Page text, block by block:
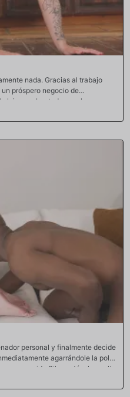
nada. Gracias al trabajo
próspero negocio de
y, sobre todo, una hermosa
tan afortunado que quiere
su mayor tesoro: el coño mágico
de sus amigos para follarse a su
enorme y cuando la
meterla en la cavidad de su
de los cerdos mientras se
su túnel de placer goteante.
pensar mientras folla con fuerza
sonríe y sonríe al ver cuánta
personal y finalmente decide
agarrándole la polla
su marido Silas está a la vuelta
para saborear ese enorme
Sin saber que ahora está